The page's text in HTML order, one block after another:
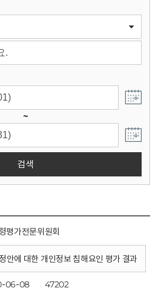
~
검색
평가전문위원회
안에 대한 개인정보 침해요인 평가 결과
06-08 47202